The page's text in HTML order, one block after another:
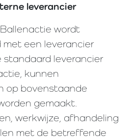
leverancier
wordt
met een leverancier
standaard leverancier
kunnen
op bovenstaande
gemaakt.
werkwijze, afhandeling
met de betreffende